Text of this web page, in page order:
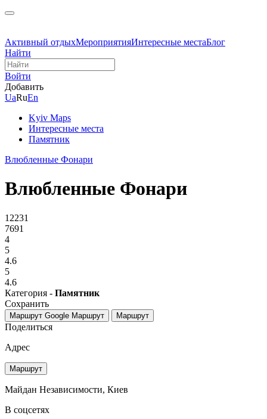
Активный отдыхМероприятияИнтересные местаБлог
Найти
Войти
Добавить
UaRuEn
Kyiv Maps
Интересные места
Памятник
Влюбленные Фонари
Влюбленные Фонари
12231
7691
4
5
4.6
5
4.6
Категория - Памятник
Сохранить
Маршрут Google Маршрут Маршрут
Поделиться
Адрес
Маршрут
Майдан Независимости, Киев
В соцсетях